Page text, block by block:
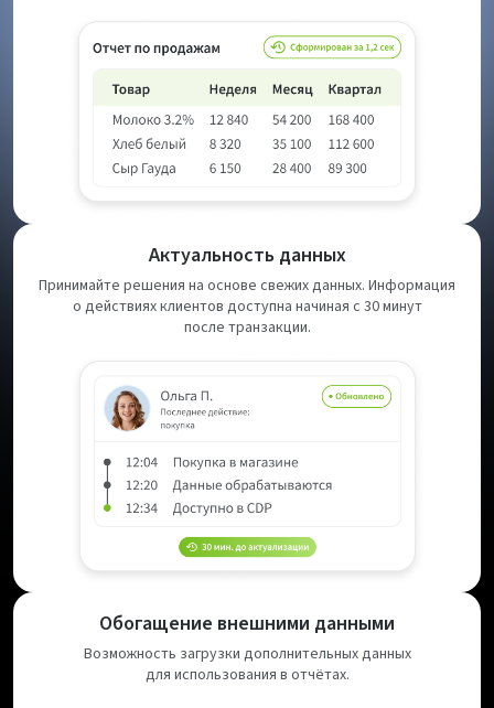
Актуальность данных
Принимайте решения на основе свежих данных. Информация
о действиях клиентов доступна начиная с 30 минут
после транзакции.
Обогащение внешними данными
Возможность загрузки дополнительных данных
для использования в отчётах.